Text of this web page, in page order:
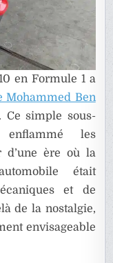
en Formule 1 a
Mohammed Ben
simple sous-
les
d’une ère où la
était
et de
de la nostalgie,
envisageable